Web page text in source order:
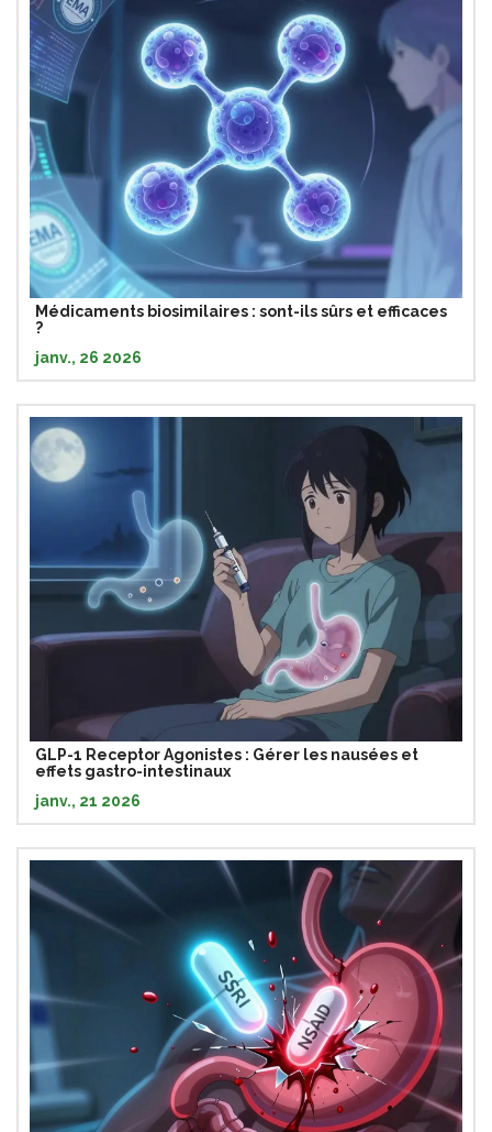
Médicaments biosimilaires : sont-ils sûrs et efficaces
?
janv., 26 2026
GLP-1 Receptor Agonistes : Gérer les nausées et
effets gastro-intestinaux
janv., 21 2026